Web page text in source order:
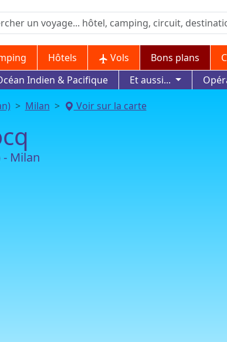
Hôtels Vols Bons plans
Indien & Pacifique Et aussi...
Milan Voir sur la carte
Milan